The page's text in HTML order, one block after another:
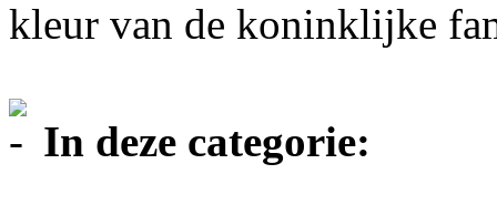
kleur van de koninklijke
In deze categorie: